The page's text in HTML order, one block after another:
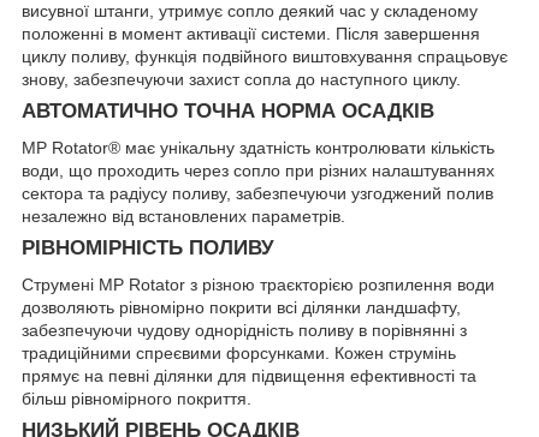
висувної штанги, утримує сопло деякий час у складеному
положенні в момент активації системи. Після завершення
циклу поливу, функція подвійного виштовхування спрацьовує
знову, забезпечуючи захист сопла до наступного циклу.
АВТОМАТИЧНО ТОЧНА НОРМА ОСАДКІВ
MP Rotator® має унікальну здатність контролювати кількість
води, що проходить через сопло при різних налаштуваннях
сектора та радіусу поливу, забезпечуючи узгоджений полив
незалежно від встановлених параметрів.
РІВНОМІРНІСТЬ ПОЛИВУ
Струмені MP Rotator з різною траєкторією розпилення води
дозволяють рівномірно покрити всі ділянки ландшафту,
забезпечуючи чудову однорідність поливу в порівнянні з
традиційними спреєвими форсунками. Кожен струмінь
прямує на певні ділянки для підвищення ефективності та
більш рівномірного покриття.
НИЗЬКИЙ РІВЕНЬ ОСАДКІВ